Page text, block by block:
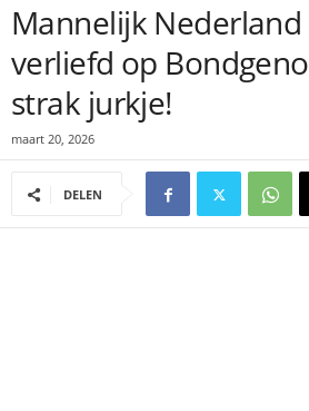
Mannelijk
verliefd op
strak jurkje!
maart 20, 2026
DELEN